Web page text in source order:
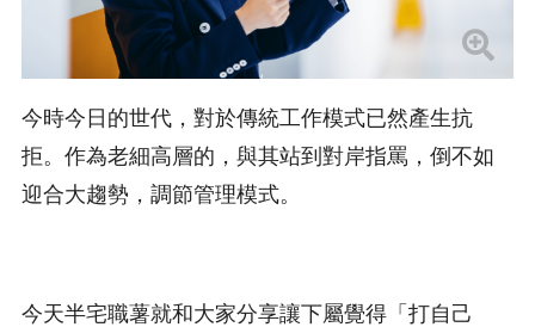
今時今日的世代，對於傳統工作模式已然產生抗
拒。作為老細高層的，與其站到對岸指罵，倒不如
迎合大趨勢，調節管理模式。
今天半宅職薯就和大家分享讓下屬覺得「打自己